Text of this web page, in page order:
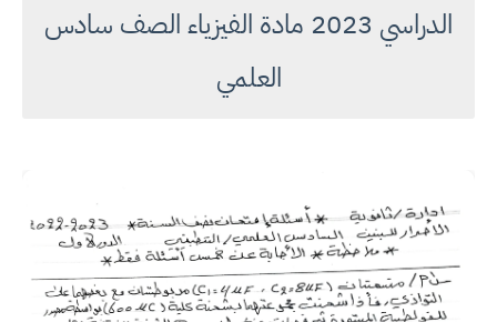
الدراسي 2023 مادة الفيزياء الصف سادس
العلمي